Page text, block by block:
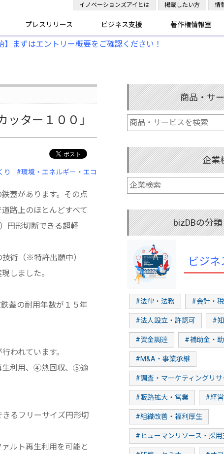
プレスリリース ビジネス支援 著作権情報室
イノベーションズアイとは 掲載したい方 情
まずはエントリー概要をご確認ください！
ター１００」
り #環境・エネルギー・エコ
蓋があります。その点
路上のほとんどすべて
円形切断できる超軽
術（※特許出願中）
しました。
蓋の耐用年数が１５年
われています。
生利用、④熱回収、⑤適
るフリーサイズ円形切
ルト再生利用を可能と
商品・サ
企業
bizDBの分
ビジ
#法律・法務 #会計・
#法人設立・許認可 #
#資金調達 #補助金・
#M&A・事業承継
#調査・マーケティングリサ
#販路拡大・営業 #経
#組織改善・福利厚生
#ヒューマンリソース・採用